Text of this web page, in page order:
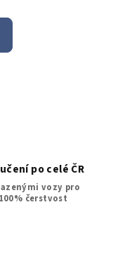
ktere maji
radost.
po celé ČR
vozy pro
100% čerstvost